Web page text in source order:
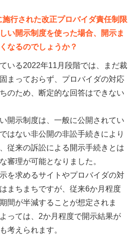
行された改正プロバイダ責任制限
い開示制度を使った場合、開示ま
なるのでしょうか？
いる2022年11月段階では、まだ裁
まっておらず、プロバイダの対応
のため、断定的な回答はできない
開示制度は、一般に公開されてい
はない非公開の非訟手続きにより
従来の訴訟による開示手続きとは
審理が可能となりました。
を求めるサイトやプロバイダの対
まちまちですが、従来6か月程度
間が半減することが想定されま
っては、2か月程度で開示結果が
考えられます。